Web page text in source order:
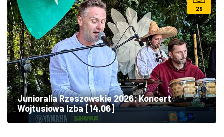
29
Junioralia Rzeszowskie 2026: Koncert
Wojtusiowa Izba [14.06]